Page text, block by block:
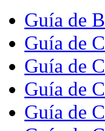
Guía de
Guía de
Guía de
Guía de
Guía de